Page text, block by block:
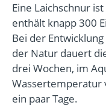
Eine Laichschnur
enthält knapp 300
Bei der
der Natur dauert
drei Wochen, im
Wassertemperatur
ein paar Tage.